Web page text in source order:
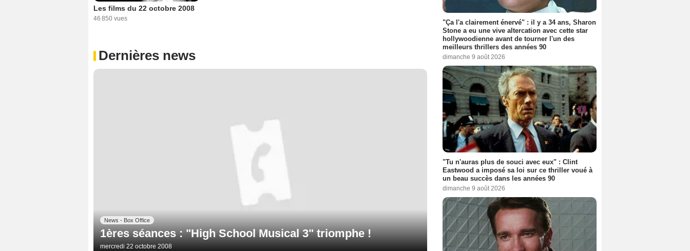
Les films du 22 octobre 2008
46 850 vues
Dernières news
News - Box Office
1ères séances : "High School Musical 3" triomphe !
mercredi 22 octobre 2008
"Ça l'a clairement énervé" : il y a 34 ans, Sharon
Stone a eu une vive altercation avec cette star
hollywoodienne avant de tourner l'un des
meilleurs thrillers des années 90
dimanche 9 août 2026
"Tu n'auras plus de souci avec eux" : Clint
Eastwood a imposé sa loi sur ce thriller voué à
un beau succès dans les années 90
dimanche 9 août 2026